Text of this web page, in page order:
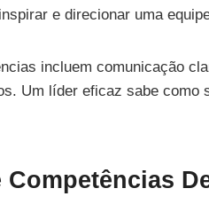
e direcionar uma
incluem comunicação
Um líder eficaz sabe como
Competências